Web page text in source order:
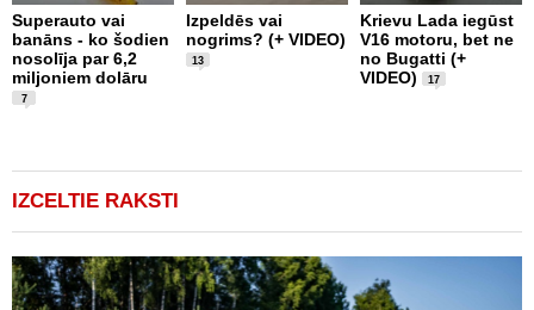
Superauto vai
banāns - ko šodien
nosolīja par 6,2
miljoniem dolāru
7
Izpeldēs vai
nogrims? (+ VIDEO)
13
Krievu Lada iegūst
V16 motoru, bet ne
no Bugatti (+
VIDEO)
17
IZCELTIE RAKSTI